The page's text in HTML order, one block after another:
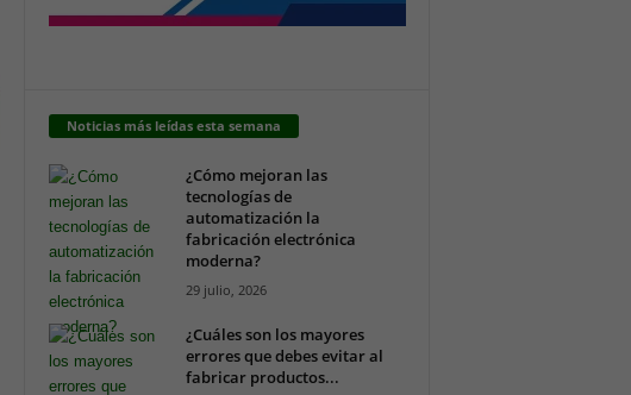
Noticias más leídas esta semana
¿Cómo mejoran las
tecnologías de
automatización la
fabricación electrónica
moderna?
29 julio, 2026
¿Cuáles son los mayores
errores que debes evitar al
fabricar productos...